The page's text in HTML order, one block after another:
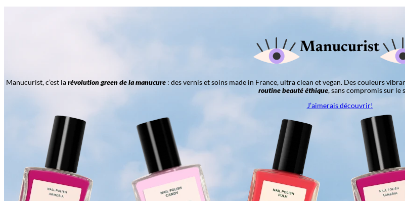
Manucurist
Manucurist, c’est larévolution green de la manucure: des vernis et soins made in France, ultra clean et vegan. Des couleurs
routine beauté éthique, sans compromis sur le
J’aimerais découvrir!